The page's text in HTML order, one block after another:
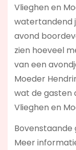
Vlieghen en
watertandend
avond
zien hoeveel
van een
Moeder
wat de gasten
Vlieghen en
Bovenstaande
Meer